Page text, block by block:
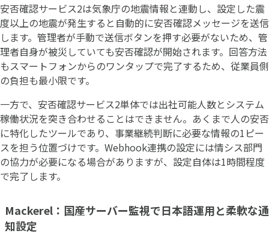
安否確認サービス2は気象庁の地震情報と連動し、設定した震
度以上の地震が発生すると自動的に安否確認メッセージを送信
します。管理者が手動で送信ボタンを押す必要がないため、管
理者自身が被災していても安否確認が開始されます。回答方法
もスマートフォンからのワンタップで完了するため、従業員側
の負担も最小限です。
一方で、安否確認サービス2単体では出社可能人数とシステム
稼働状況を突き合わせることはできません。あくまで人の安否
に特化したツールであり、事業継続判断に必要な情報の1ピー
スを担う位置づけです。Webhook連携の設定には情シス部門
の協力が必要になる場合がありますが、設定自体は1時間程度
で完了します。
Mackerel：国産サーバー監視で日本語運用と柔軟な通
知設定